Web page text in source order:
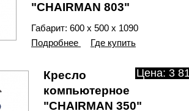
"CHAIRMAN 803"
Габарит: 600 х 500 х 1090
Подробнее
Где купить
Цена: 3
Кресло
компьютерное
"CHAIRMAN 350"